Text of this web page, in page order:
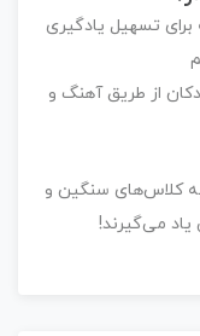
یادگیری
طریق آهنگ و
سنگین و